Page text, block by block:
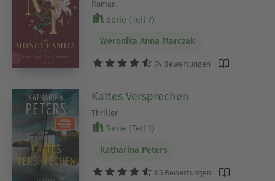
Roman
Serie (Teil 7)
Weronika Anna Marczak
74 Bewertungen
Kaltes Versprechen
Thriller
Serie (Teil 1)
Katharina Peters
65 Bewertungen